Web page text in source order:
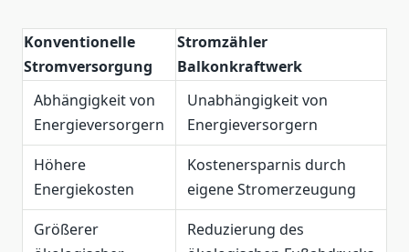
Konventionelle
Stromversorgung
Stromzähler
Balkonkraftwerk
Abhängigkeit von
Energieversorgern
Unabhängigkeit von
Energieversorgern
Höhere
Energiekosten
Kostenersparnis durch
eigene Stromerzeugung
Größerer
Reduzierung des